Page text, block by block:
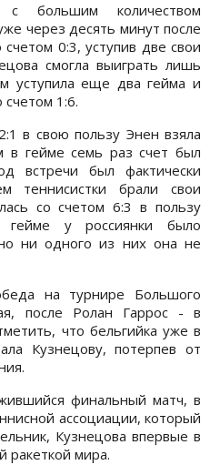
с большим количеством
через десять минут после
0:3, уступив две свои
смогла выиграть лишь
уступила еще два гейма и
1:6.
в свою пользу Энен взяла
в гейме семь раз счет был
встречи был фактически
теннисистки брали свои
со счетом 6:3 в пользу
у россиянки было
ни одного из них она не
на турнире Большого
после Ролан Гаррос - в
что бельгийка уже в
Кузнецову, потерпев от
финальный матч, в
ассоциации, который
Кузнецова впервые в
ракеткой мира.